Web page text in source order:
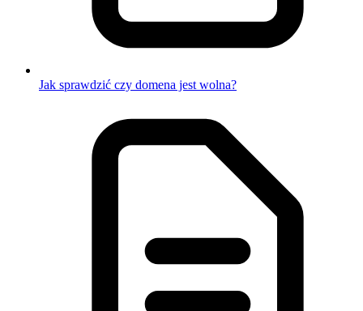
Jak sprawdzić czy domena jest wolna?